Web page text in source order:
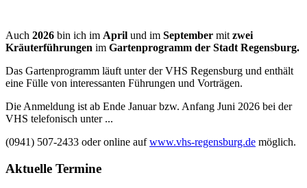
Auch 2026 bin ich im April und im September mit zwei
Kräuterführungen im Gartenprogramm der Stadt Regensburg.
Das Gartenprogramm läuft unter der VHS Regensburg und enthält
eine Fülle von interessanten Führungen und Vorträgen.
Die Anmeldung ist ab Ende Januar bzw. Anfang Juni 2026 bei der
VHS telefonisch unter ...
(0941) 507-2433 oder online aufwww.vhs-regensburg.de möglich.
Aktuelle Termine